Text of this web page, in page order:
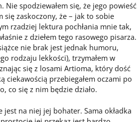
spodziewałem się, że jego powieść
się zaskoczony, że – jak to sobie
rzadziej lektura pochłania mnie tak,
z dziełem tego rasowego pisarza.
nie brak jest jednak humoru,
rodzaju lekkości), trzymałem w
się z losami Artioma, który dość
ciekawością przebiegałem oczami po
co się z nim będzie działo.
na niej jej bohater. Sama okładka